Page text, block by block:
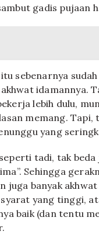
gadis pujaan
sebenarnya
idamannya.
lebih dulu,
memang.
yang
tadi, tak
Sehingga
juga banyak
yang tinggi,
baik (dan tentu